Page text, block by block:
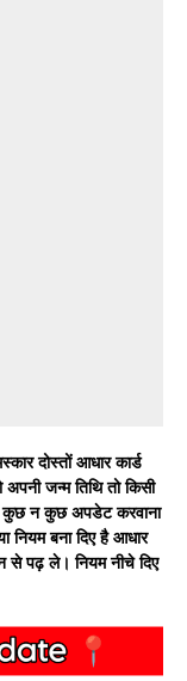
दोस्तों आधार कार्ड
जन्म तिथि तो किसी
कुछ न कुछ अपडेट करवाना
बना दिए है आधार
से पढ़ ले। नियम नीचे दिए